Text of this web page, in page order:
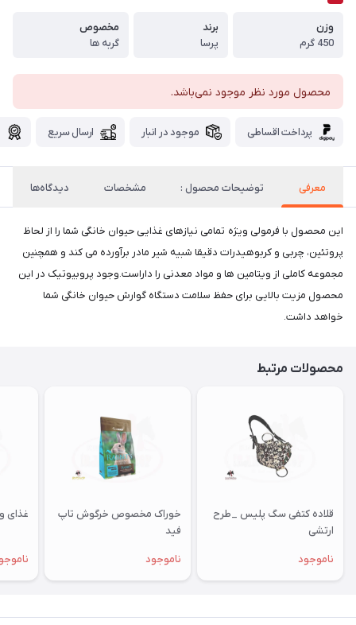
وزن
450 گرم
برند
پرسا
مخصوص
گربه ها
محصول مورد نظر موجود نمی‌باشد.
پرداخت اقساطی موجود در انبار ارسال سریع
معرفی توضیحات محصول : مشخصات دیدگاه‌ها
این محصول با فرمولی ویژه تمامی نیازهای غذایی حیوان خانگی شما را از لحاظ
پروتئین، چربی و کربوهیدرات دقیقا شبیه شیر مادر برآورده می کند و همچنین
مجموعه کاملی از ویتامین ها و مواد معدنی را داراست.وجود پروبیوتیک در این
محصول مزیت بالایی برای حفظ سلامت دستگاه گوارش حیوان خانگی شما
خواهد داشت.
محصولات مرتبط
قلاده کتفی سگ پلیس _طرح
ارتشی
ناموجود
خوراک مخصوص خرگوش تاپ
فید
ناموجود
غذای